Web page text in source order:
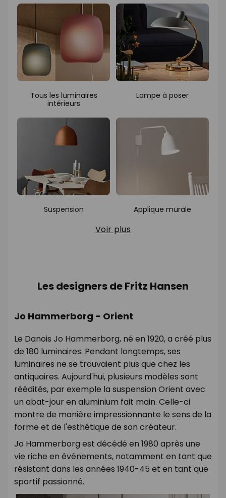
Tous les luminaires
intérieurs
Lampe à poser
Suspension Applique murale
Voir plus
Les designers de Fritz Hansen
Jo Hammerborg - Orient
Le Danois Jo Hammerborg, né en 1920, a créé plus
de 180 luminaires. Pendant longtemps, ses
luminaires ne se trouvaient plus que chez les
antiquaires. Aujourd'hui, plusieurs modèles sont
réédités, par exemple la suspension Orient avec
un abat-jour en aluminium fait main. Celle-ci
montre de manière impressionnante le sens de la
forme et de l'esthétique de son créateur.
Jo Hammerborg est décédé en 1980 après une
vie riche en événements, notamment en tant que
résistant dans les années 1940-45 et en tant que
sportif passionné.